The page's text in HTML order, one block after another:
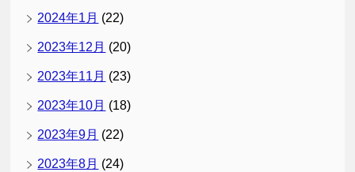
2024年1月 (22)
2023年12月 (20)
2023年11月 (23)
2023年10月 (18)
2023年9月 (22)
2023年8月 (24)